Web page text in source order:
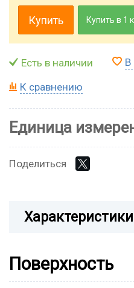
Купить Купить в 1
Есть в наличии В
К сравнению
Единица
Поделиться
Характеристики
Поверхность